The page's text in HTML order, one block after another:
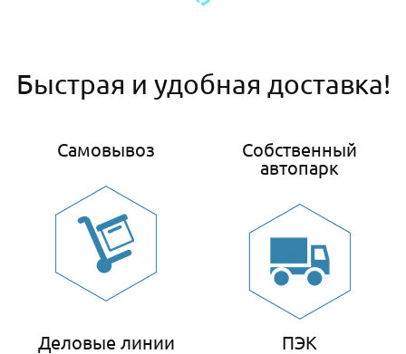
Быстрая и удобная доставка!
Самовывоз
Собственный
автопарк
Деловые линии ПЭК